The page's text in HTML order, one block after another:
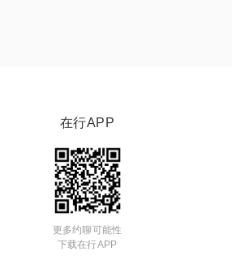
在行APP
更多约聊可能性
下载在行APP